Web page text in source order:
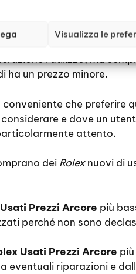
Visualizza le
esso attesta che è
“declassato” a
non si trova mai
l’utilizzo, ma
un prezzo minore.
conveniente che preferire
e dove un
attento.
dei Rolexnuovi di
Prezzi Arcore più
perché non sono
Usati Prezzi Arcore
eventuali riparazioni e